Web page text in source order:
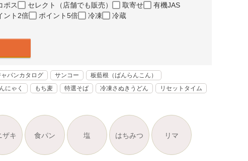
ポス
セレクト（店舗でも販売） 取寄せ
有機JAS
ント2倍
ポイント5倍 冷凍 冷蔵
パンカタログ サンコー
板藍根（ばんらんこん）
にゃく もち麦 特選そば 冷凍さぬきうどん
リセットタイム
ザキ 食パン 塩 はちみつ リマ